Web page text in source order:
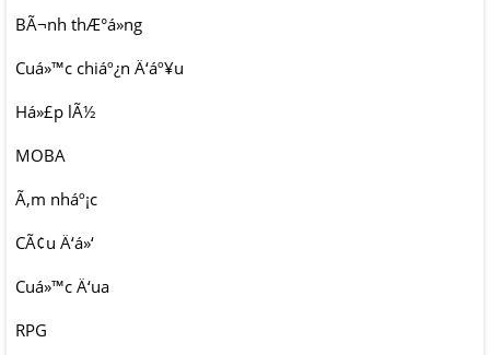
BÃ¬nh thÆ°á»ng
Cuá»™c chiáº¿n Ä‘áº¥u
Há»£p lÃ½
MOBA
Ã‚m nháº¡c
CÃ¢u Ä‘á»‘
Cuá»™c Ä‘ua
RPG